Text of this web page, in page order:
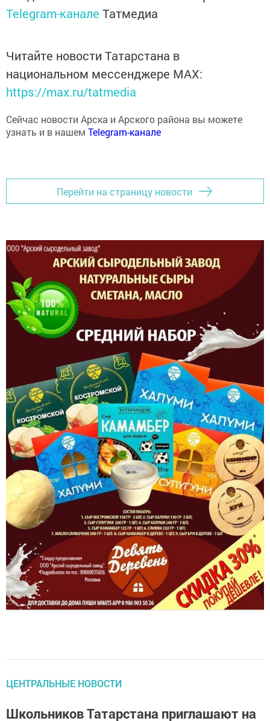
Telegram-канале Татмедиа
Читайте новости Татарстана в
национальном мессенджере MАХ:
https://max.ru/tatmedia
Сейчас новости Арска и Арского района вы можете
узнать и в нашемTelegram-канале
Перейти на страницу новости
Школьников Татарстана приглашают на